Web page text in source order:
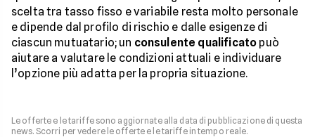
scelta tra tasso fisso e variabile resta molto personale
e dipende dal profilo di rischio e dalle esigenze di
ciascun mutuatario; un consulente qualificato può
aiutare a valutare le condizioni attuali e individuare
l’opzione più adatta per la propria situazione.
Le offerte e le tariffe sono aggiornate alla data di pubblicazione di questa
news. Scorri per vedere le offerte e le tariffe in tempo reale.